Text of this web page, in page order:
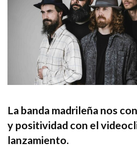
La banda madrileña nos
y positividad con el
lanzamiento.